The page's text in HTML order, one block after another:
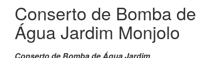
Conserto de Bomba de
Água Jardim Monjolo